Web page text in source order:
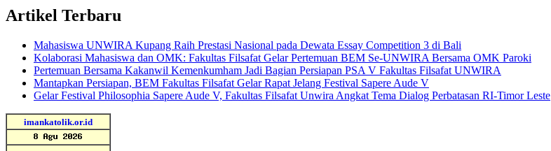
Artikel Terbaru
Mahasiswa UNWIRA Kupang Raih Prestasi Nasional pada Dewata Essay Competition 3 di Bali
Kolaborasi Mahasiswa dan OMK: Fakultas Filsafat Gelar Pertemuan BEM Se-UNWIRA Bersama OMK Paroki
Pertemuan Bersama Kakanwil Kemenkumham Jadi Bagian Persiapan PSA V Fakultas Filsafat UNWIRA
Mantapkan Persiapan, BEM Fakultas Filsafat Gelar Rapat Jelang Festival Sapere Aude V
Gelar Festival Philosophia Sapere Aude V, Fakultas Filsafat Unwira Angkat Tema Dialog Perbatasan RI-Timor Leste
imankatolik.or.id